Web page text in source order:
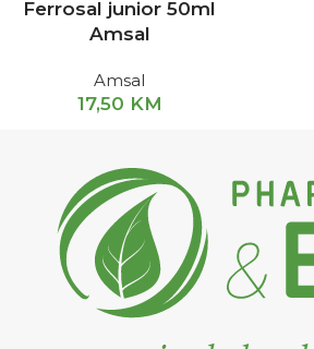
Ferrosal junior 50ml
Amsal
Amsal
17,50 KM